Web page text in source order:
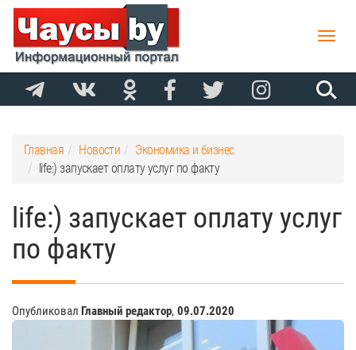
Toggle
Главная Новости
Экономика и бизнес
life:) запускает оплату услуг по факту
life:) запускает оплату услуг
по факту
Опубликовал Главный редактор, 09.07.2020